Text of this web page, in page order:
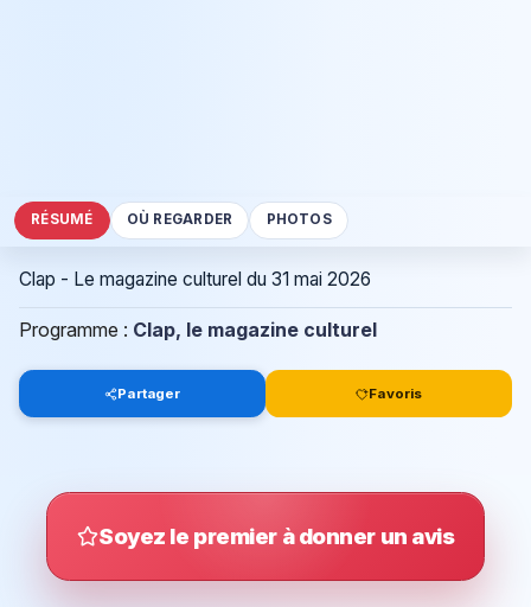
RÉSUMÉ OÙ REGARDER PHOTOS
Clap - Le magazine culturel du 31 mai 2026
Programme : Clap, le magazine culturel
Partager Favoris
Soyez le premier à donner un avis